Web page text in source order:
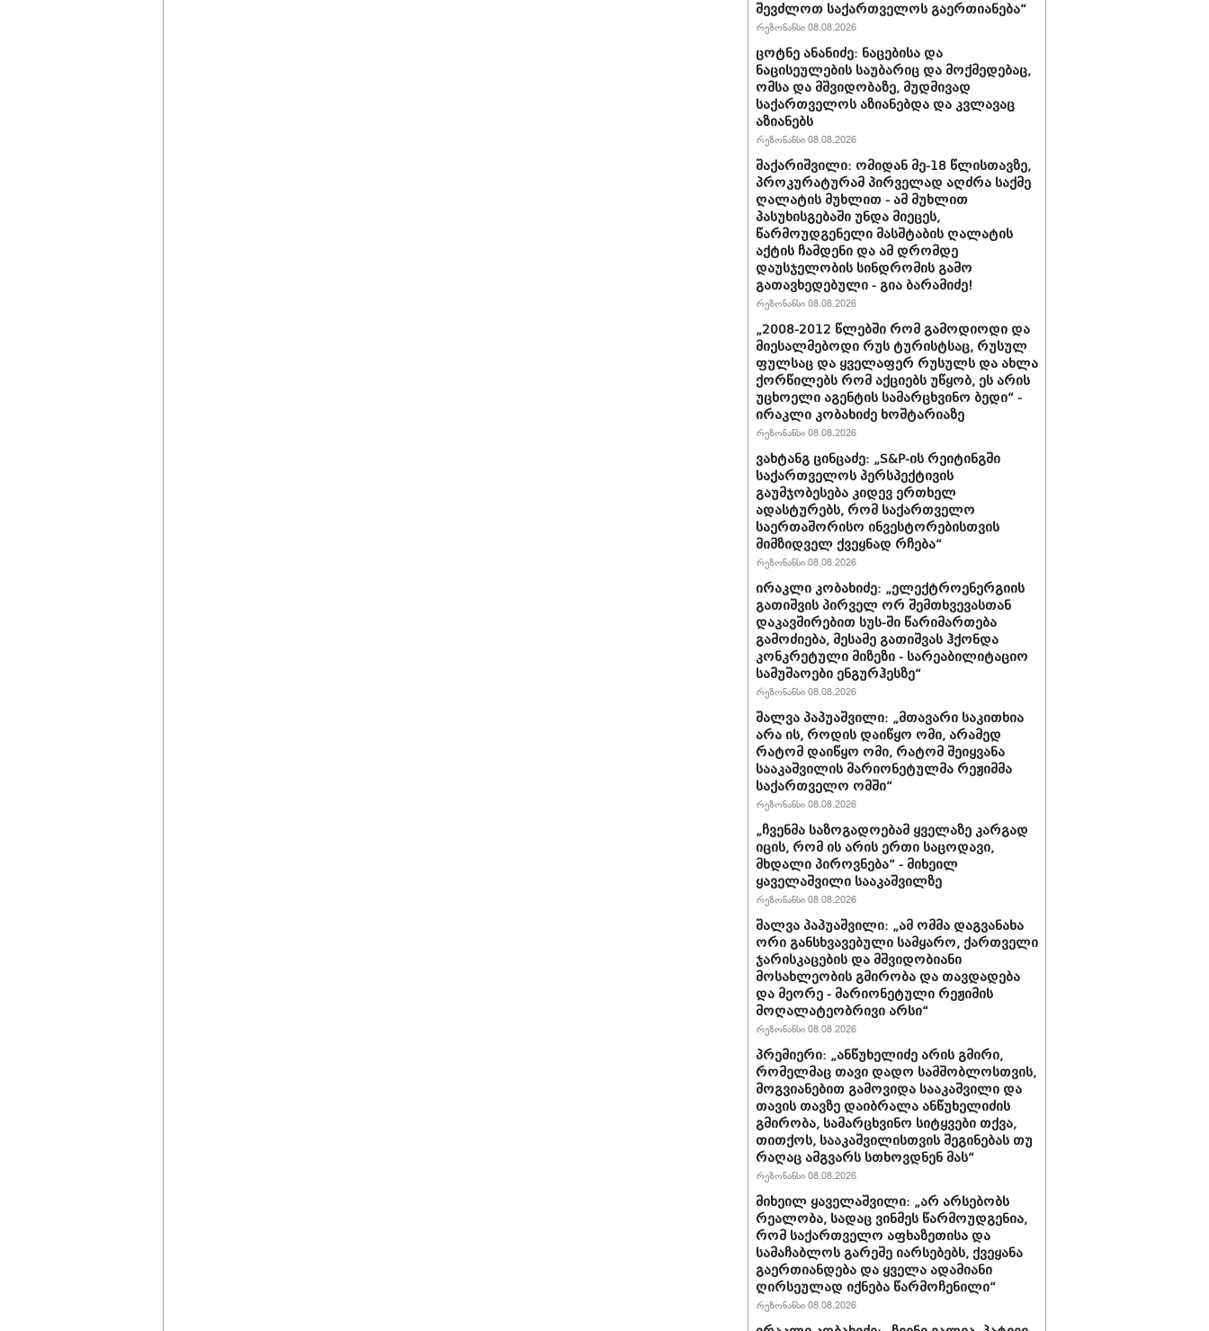
შევძლოთ საქართველოს გაერთიანება“
რეზონანსი 08.08.2026
ცოტნე ანანიძე: ნაცებისა და
ნაცისეულების საუბარიც და მოქმედებაც,
ომსა და მშვიდობაზე, მუდმივად
საქართველოს აზიანებდა და კვლავაც
აზიანებს
რეზონანსი 08.08.2026
შაქარიშვილი: ომიდან მე-18 წლისთავზე,
პროკურატურამ პირველად აღძრა საქმე
ღალატის მუხლით - ამ მუხლით
პასუხისგებაში უნდა მიეცეს,
წარმოუდგენელი მასშტაბის ღალატის
აქტის ჩამდენი და ამ დრომდე
დაუსჯელობის სინდრომის გამო
გათავხედებული - გია ბარამიძე!
რეზონანსი 08.08.2026
„2008-2012 წლებში რომ გამოდიოდი და
მიესალმებოდი რუს ტურისტსაც, რუსულ
ფულსაც და ყველაფერ რუსულს და ახლა
ქორწილებს რომ აქციებს უწყობ, ეს არის
უცხოელი აგენტის სამარცხვინო ბედი“ -
ირაკლი კობახიძე ხოშტარიაზე
რეზონანსი 08.08.2026
ვახტანგ ცინცაძე: „S&P-ის რეიტინგში
საქართველოს პერსპექტივის
გაუმჯობესება კიდევ ერთხელ
ადასტურებს, რომ საქართველო
საერთაშორისო ინვესტორებისთვის
მიმზიდველ ქვეყნად რჩება“
რეზონანსი 08.08.2026
ირაკლი კობახიძე: „ელექტროენერგიის
გათიშვის პირველ ორ შემთხვევასთან
დაკავშირებით სუს-ში წარიმართება
გამოძიება, მესამე გათიშვას ჰქონდა
კონკრეტული მიზეზი - სარეაბილიტაციო
სამუშაოები ენგურჰესზე“
რეზონანსი 08.08.2026
შალვა პაპუაშვილი: „მთავარი საკითხია
არა ის, როდის დაიწყო ომი, არამედ
რატომ დაიწყო ომი, რატომ შეიყვანა
სააკაშვილის მარიონეტულმა რეჟიმმა
საქართველო ომში“
რეზონანსი 08.08.2026
„ჩვენმა საზოგადოებამ ყველაზე კარგად
იცის, რომ ის არის ერთი საცოდავი,
მხდალი პიროვნება“ - მიხეილ
ყაველაშვილი სააკაშვილზე
რეზონანსი 08.08.2026
შალვა პაპუაშვილი: „ამ ომმა დაგვანახა
ორი განსხვავებული სამყარო, ქართველი
ჯარისკაცების და მშვიდობიანი
მოსახლეობის გმირობა და თავდადება
და მეორე - მარიონეტული რეჟიმის
მოღალატეობრივი არსი“
რეზონანსი 08.08.2026
პრემიერი: „ანწუხელიძე არის გმირი,
რომელმაც თავი დადო სამშობლოსთვის,
მოგვიანებით გამოვიდა სააკაშვილი და
თავის თავზე დაიბრალა ანწუხელიძის
გმირობა, სამარცხვინო სიტყვები თქვა,
თითქოს, სააკაშვილისთვის შეგინებას თუ
რაღაც ამგვარს სთხოვდნენ მას“
რეზონანსი 08.08.2026
მიხეილ ყაველაშვილი: „არ არსებობს
რეალობა, სადაც ვინმეს წარმოუდგენია,
რომ საქართველო აფხაზეთისა და
სამაჩაბლოს გარეშე იარსებებს, ქვეყანა
გაერთიანდება და ყველა ადამიანი
ღირსეულად იქნება წარმოჩენილი“
რეზონანსი 08.08.2026